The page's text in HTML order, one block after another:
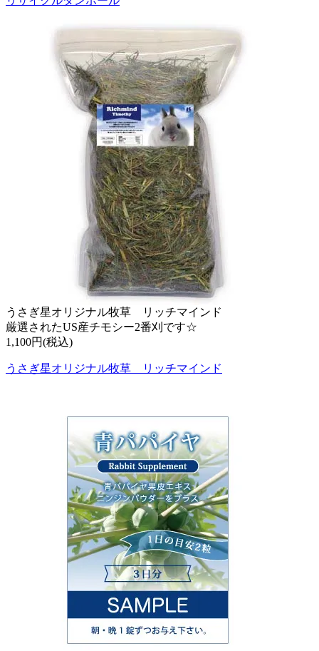
うさぎ星オリジナル牧草 リッチマインド
厳選されたUS産チモシー2番刈です☆
1,100円(税込)
うさぎ星オリジナル牧草 リッチマインド